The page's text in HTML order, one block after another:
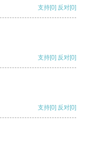
支持[0] 反对[0]
支持[0] 反对[0]
支持[0] 反对[0]